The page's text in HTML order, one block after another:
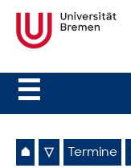
☰
⌂ ▽ Termine